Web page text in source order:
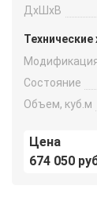
ДxШxВ
Технические
Состояние
Объем, куб.м
Цена
674 050